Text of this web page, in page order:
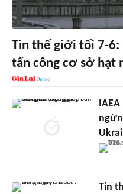
Tin thế giới tối 7-6:
tấn công cơ sở hạt
Tin